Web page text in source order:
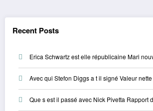
Recent Posts
Erica Schwartz est elle républicaine Mari
Avec qui Stefon Diggs a t il signé Valeur
Que s est il passé avec Nick Pivetta Rapport